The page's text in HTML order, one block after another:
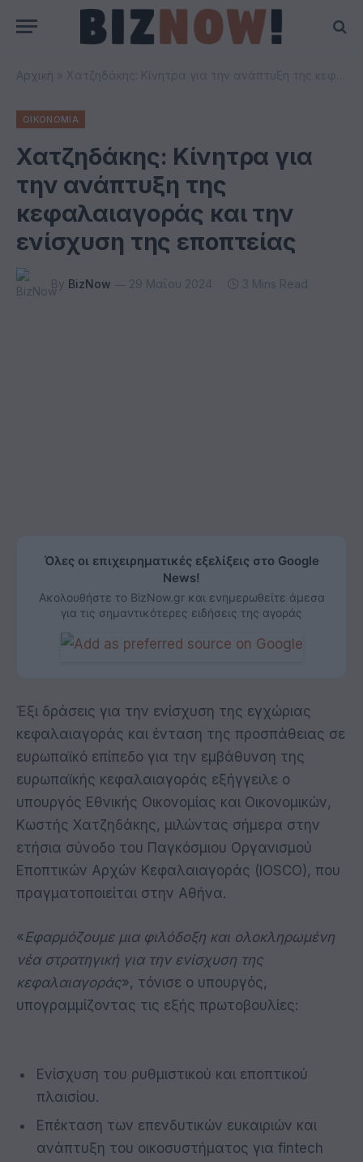
Αρχική
ΟΙΚΟΝΟΜΙΑ
Χατζηδάκης: Κίνητρα για
την ανάπτυξη της
κεφαλαιαγοράς και την
ενίσχυση της εποπτείας
By BizNow 29 Μαΐου 2024 3 Mins Read
Όλες οι επιχειρηματικές εξελίξεις στο Google
News!
Ακολουθήστε το BizNow.gr και ενημερωθείτε άμεσα
για τις σημαντικότερες ειδήσεις της αγοράς
Έξι δράσεις για την ενίσχυση της εγχώριας
κεφαλαιαγοράς και ένταση της προσπάθειας σε
ευρωπαϊκό επίπεδο για την εμβάθυνση της
ευρωπαϊκής κεφαλαιαγοράς εξήγγειλε ο
υπουργός Εθνικής Οικονομίας και Οικονομικών,
Κωστής Χατζηδάκης, μιλώντας σήμερα στην
ετήσια σύνοδο του Παγκόσμιου Οργανισμού
Εποπτικών Αρχών Κεφαλαιαγοράς (IOSCO), που
πραγματοποιείται στην Αθήνα.
«Εφαρμόζουμε μια φιλόδοξη και ολοκληρωμένη
νέα στρατηγική για την ενίσχυση της
κεφαλαιαγοράς», τόνισε ο υπουργός,
υπογραμμίζοντας τις εξής πρωτοβουλίες:
Ενίσχυση του ρυθμιστικού και εποπτικού
πλαισίου.
Επέκταση των επενδυτικών ευκαιριών και
ανάπτυξη του οικοσυστήματος για fintech